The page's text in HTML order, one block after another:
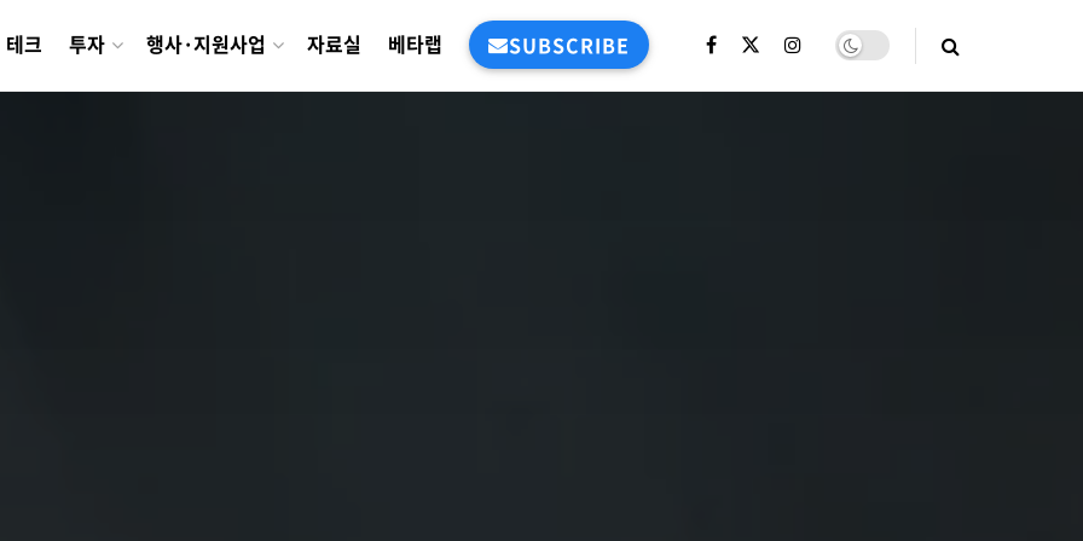
테크 투자 행사·지원사업 자료실 베타랩 SUBSCRIBE